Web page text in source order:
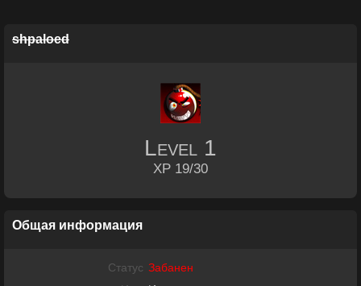
shpaloed
Level 1
XP 19/30
Общая информация
Статус Забанен